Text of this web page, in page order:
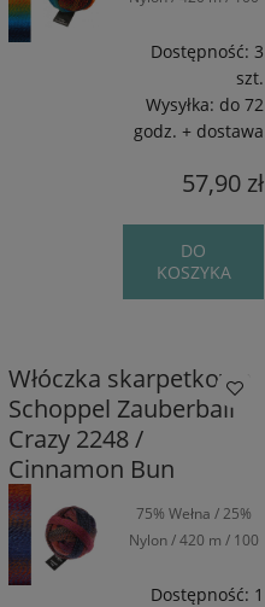
Dostępność: 3
szt.
Wysyłka: do 72
godz. + dostawa
57,90 zł
DO
KOSZYKA
Włóczka skarpetkowa
Schoppel Zauberball
Crazy 2248 /
Cinnamon Bun
75% Wełna / 25%
Nylon / 420 m / 100
Dostępność: 1